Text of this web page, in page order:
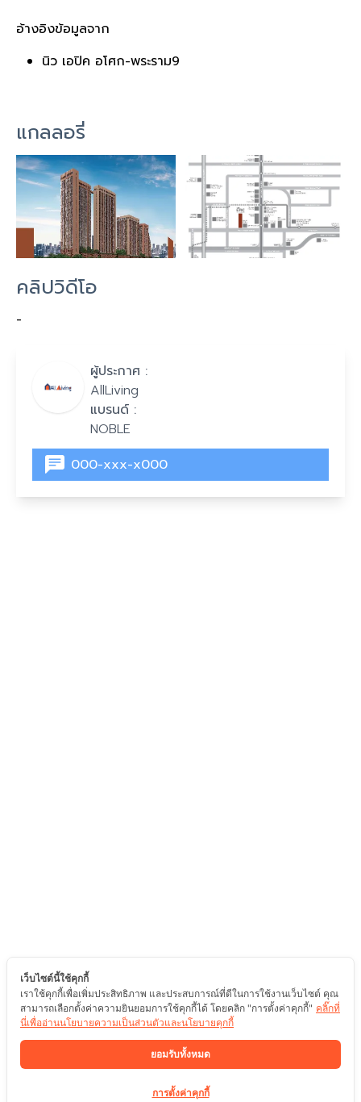
อ้างอิงข้อมูลจาก
นิว เอปิค อโศก-พระราม9
แกลลอรี่
คลิปวิดีโอ
-
ผู้ประกาศ :
AllLiving
แบรนด์ :
NOBLE
000-xxx-x000
เว็บไซต์นี้ใช้คุกกี้
เราใช้คุกกี้เพื่อเพิ่มประสิทธิภาพ และประสบการณ์ที่ดีในการใช้งานเว็บไซต์ คุณ
สามารถเลือกตั้งค่าความยินยอมการใช้คุกกี้ได้ โดยคลิก "การตั้งค่าคุกกี้" คลิ๊กที่
นี่เพื่ออ่านนโยบายความเป็นส่วนตัวและนโยบายคุกกี้
ยอมรับทั้งหมด
การตั้งค่าคุกกี้